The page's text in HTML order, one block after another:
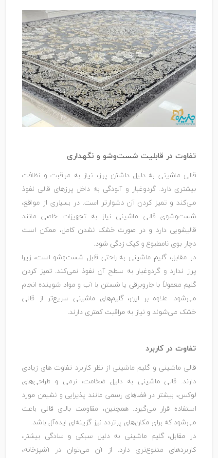
تفاوت در قابلیت شست‌وشو و نگهداری
قالی ماشینی به دلیل داشتن پرز، نیاز به مراقبت و نظافت
بیشتری دارد. گردوغبار و آلودگی به داخل پرزهای قالی نفوذ
می‌کند و تمیز کردن آن دشوارتر است. در بسیاری از مواقع،
شست‌وشوی قالی ماشینی نیاز به تجهیزات خاصی مانند
قالیشویی دارد و در صورت خشک نشدن کامل، ممکن است
دچار بوی نامطبوع و کپک ‌زدگی شود.
در مقابل، گلیم ماشینی به ‌راحتی قابل شست‌وشو است، زیرا
پرز ندارد و گردوغبار به سطح آن نفوذ نمی‌کند. تمیز کردن
گلیم معمولاً با جاروبرقی یا شستن با آب و مواد شوینده انجام
می‌شود. علاوه بر این، گلیم‌های ماشینی سریع‌‌تر از قالی
خشک می‌شوند و نیاز به مراقبت کمتری دارند.
تفاوت در کاربرد
قالی ماشینی و گلیم ماشینی از نظر کاربرد تفاوت‌ های زیادی
دارند. قالی ماشینی به دلیل ضخامت، نرمی و طراحی‌های
لوکس، بیشتر در فضاهای رسمی مانند پذیرایی و نشیمن مورد
استفاده قرار می‌گیرد. همچنین، مقاومت بالای قالی باعث
می‌شود که برای مکان‌های پرتردد نیز گزینه‌ای ایده‌آل باشد.
در مقابل، گلیم ماشینی به دلیل سبکی و سادگی بیشتر،
کاربردهای متنوع‌تری دارد. از آن می‌توان در آشپزخانه،